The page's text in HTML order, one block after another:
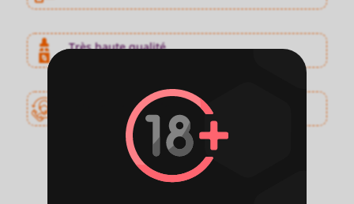
Très haute qualité
Service client professionnel